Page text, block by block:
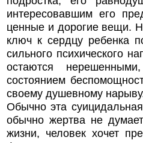
интересовавшим его
ценные и дорогие вещи.
ключ к сердцу ребенка
сильного психического
остаются
состоянием
своему душевному
Обычно эта
обычно жертва не
жизни, человек хочет